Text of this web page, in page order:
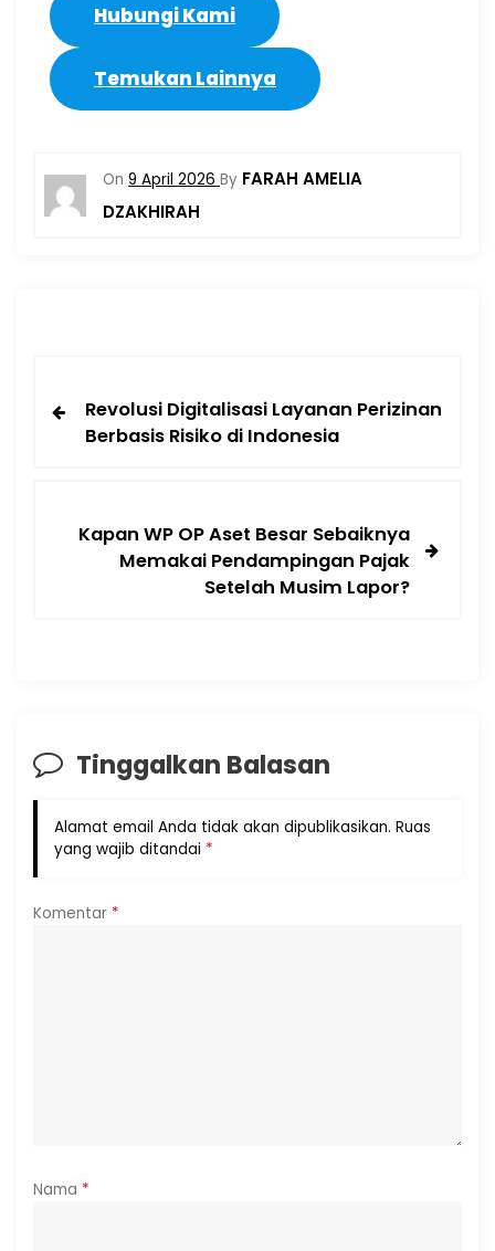
Hubungi Kami
Temukan Lainnya
On9 April 2026 By FARAH AMELIA
DZAKHIRAH
Revolusi Digitalisasi Layanan Perizinan
Berbasis Risiko di Indonesia
Kapan WP OP Aset Besar Sebaiknya
Memakai Pendampingan Pajak
Setelah Musim Lapor?
Tinggalkan Balasan
Alamat email Anda tidak akan dipublikasikan. Ruas
yang wajib ditandai *
Komentar *
Nama *